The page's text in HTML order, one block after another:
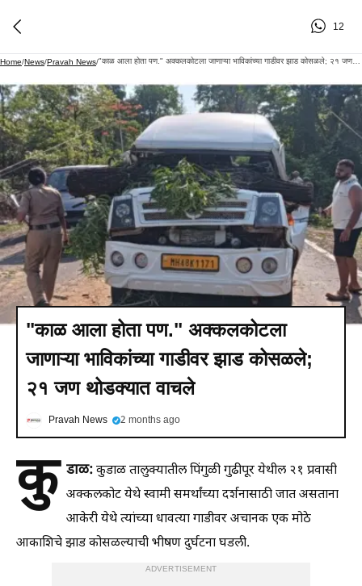
12
Home/News/Pravah News/
"काळ आला होता पण." अक्कलकोटला
जाणाऱ्या भाविकांच्या गाडीवर झाड कोसळले;
२१ जण थोडक्यात वाचले
Pravah News 2 months ago
कु डाळ:कुडाळ तालुक्यातील पिंगुळी गुढीपूर येथील २१ प्रवासी
अक्कलकोट येथे स्वामी समर्थांच्या दर्शनासाठी जात असताना
आकेरी येथे त्यांच्या धावत्या गाडीवर अचानक एक मोठे
आकाशिचे झाड कोसळल्याची भीषण दुर्घटना घडली.
ADVERTISEMENT